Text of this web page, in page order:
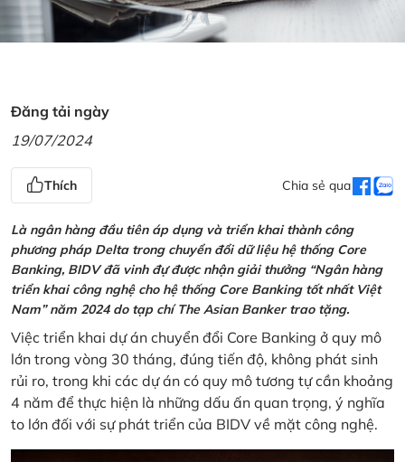
Đăng tải ngày
19/07/2024
Thích Chia sẻ qua
Là ngân hàng đầu tiên áp dụng và triển khai thành công
phương pháp Delta trong chuyển đổi dữ liệu hệ thống Core
Banking, BIDV đã vinh đự được nhận giải thưởng “Ngân hàng
triển khai công nghệ cho hệ thống Core Banking tốt nhất Việt
Nam” năm 2024 do tạp chí The Asian Banker trao tặng.
Việc triển khai dự án chuyển đổi Core Banking ở quy mô
lớn trong vòng 30 tháng, đúng tiến độ, không phát sinh
rủi ro, trong khi các dự án có quy mô tương tự cần khoảng
4 năm để thực hiện là những dấu ấn quan trọng, ý nghĩa
to lớn đối với sự phát triển của BIDV về mặt công nghệ.